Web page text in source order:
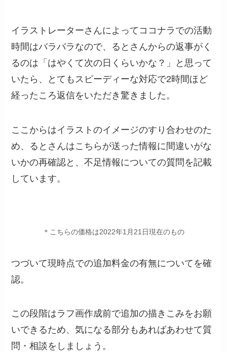
イラストレーターさんによってココナラでの活動
時間はバラバラなので、るとさんからの返事がく
るのは「はやくて次の日くらいかな？」と思って
いたら、とてもスピーディーな対応で2時間ほど
経ったころ返信をいただき驚きました。
ここからはイラストのイメージのすり合わせのた
め、るとさんはこちらが送った情報に間違いがな
いかの再確認と、不足情報についての質問を記載
しています。
＊こちらの価格は2022年1月21日現在のもの
つづいて現時点での追加料金の有無についてを確
認。
この段階はラフ画作成前で追加の描きこみをお願
いできるため、気になる部分もあればあわせて質
問・相談をしましょう。